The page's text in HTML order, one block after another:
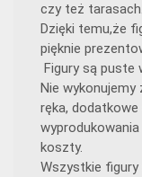
czy też tarasach.
Dzięki temu,że
pięknie
Figury są puste
Nie wykonujemy
ręka,
koszty.
Wszystkie